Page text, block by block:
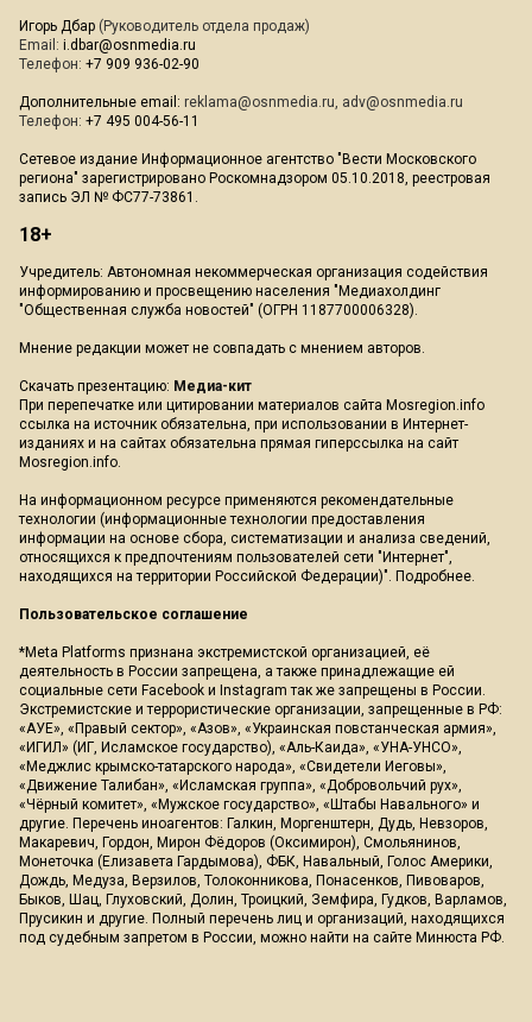
Игорь Дбар (Руководитель отдела продаж)
Email: i.dbar@osnmedia.ru
Телефон: +7 909 936-02-90
Дополнительные email: reklama@osnmedia.ru, adv@osnmedia.ru
Телефон: +7 495 004-56-11
Сетевое издание Информационное агентство "Вести Московского
региона" зарегистрировано Роскомнадзором 05.10.2018, реестровая
запись ЭЛ № ФС77-73861.
18+
Учредитель: Автономная некоммерческая организация содействия
информированию и просвещению населения "Медиахолдинг
"Общественная служба новостей" (ОГРН 1187700006328).
Мнение редакции может не совпадать с мнением авторов.
Скачать презентацию: Медиа-кит
При перепечатке или цитировании материалов сайта Mosregion.info
ссылка на источник обязательна, при использовании в Интернет-
изданиях и на сайтах обязательна прямая гиперссылка на сайт
Mosregion.info.
На информационном ресурсе применяются рекомендательные
технологии (информационные технологии предоставления
информации на основе сбора, систематизации и анализа сведений,
относящихся к предпочтениям пользователей сети "Интернет",
находящихся на территории Российской Федерации)". Подробнее.
Пользовательское соглашение
*Meta Platforms признана экстремистской организацией, её
деятельность в России запрещена, а также принадлежащие ей
социальные сети Facebook и Instagram так же запрещены в России.
Экстремистские и террористические организации, запрещенные в РФ:
«АУЕ», «Правый сектор», «Азов», «Украинская повстанческая армия»,
«ИГИЛ» (ИГ, Исламское государство), «Аль-Каида», «УНА-УНСО»,
«Меджлис крымско-татарского народа», «Свидетели Иеговы»,
«Движение Талибан», «Исламская группа», «Добровольчий рух»,
«Чёрный комитет», «Мужское государство», «Штабы Навального» и
другие. Перечень иноагентов: Галкин, Моргенштерн, Дудь, Невзоров,
Макаревич, Гордон, Мирон Фёдоров (Оксимирон), Смольянинов,
Монеточка (Елизавета Гардымова), ФБК, Навальный, Голос Америки,
Дождь, Медуза, Верзилов, Толоконникова, Понасенков, Пивоваров,
Быков, Шац, Глуховский, Долин, Троицкий, Земфира, Гудков, Варламов,
Прусикин и другие. Полный перечень лиц и организаций, находящихся
под судебным запретом в России, можно найти на сайте Минюста РФ.